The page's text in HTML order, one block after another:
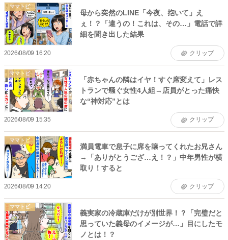
ママトピ
母から突然のLINE「今夜、抱いて」え
ぇ！？「違うの！これは、その…」電話で詳
細を聞き出した結果
2026/08/09 16:20 クリップ
ママトピ
「赤ちゃんの隣はイヤ！すぐ席変えて」レス
トランで騒ぐ女性4人組→店員がとった痛快
な“神対応”とは
2026/08/09 15:35 クリップ
ママトピ
満員電車で息子に席を譲ってくれたお兄さん
→「ありがとうござ…え！？」中年男性が横
取り！すると
2026/08/09 14:20 クリップ
ママトピ
義実家の冷蔵庫だけが別世界！？「完璧だと
思っていた義母のイメージが…」目にしたモ
ノとは！？